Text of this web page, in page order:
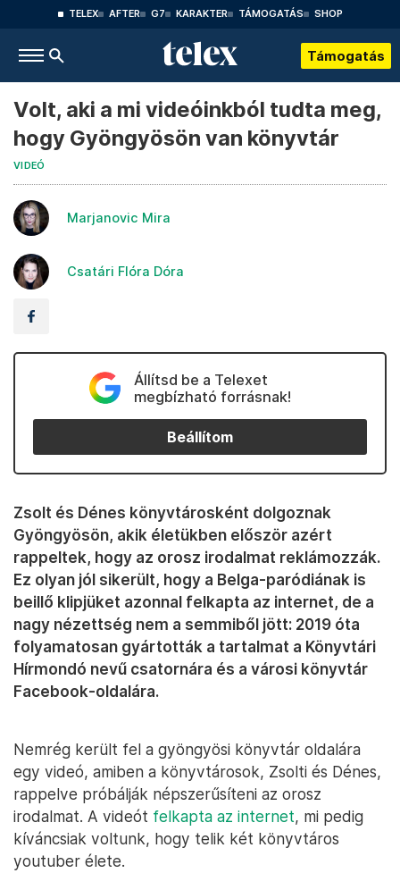
TELEX AFTER G7 KARAKTER TÁMOGATÁS SHOP
Támogatás
Volt, aki a mi videóinkból tudta meg,
hogy Gyöngyösön van könyvtár
VIDEÓ
Marjanovic Mira
Csatári Flóra Dóra
Állítsd be a Telexet
megbízható forrásnak!
Beállítom
Zsolt és Dénes könyvtárosként dolgoznak
Gyöngyösön, akik életükben először azért
rappeltek, hogy az orosz irodalmat reklámozzák.
Ez olyan jól sikerült, hogy a Belga-paródiának is
beillő klipjüket azonnal felkapta az internet, de a
nagy nézettség nem a semmiből jött: 2019 óta
folyamatosan gyártották a tartalmat a Könyvtári
Hírmondó nevű csatornára és a városi könyvtár
Facebook-oldalára.
Nemrég került fel a gyöngyösi könyvtár oldalára
egy videó, amiben a könyvtárosok, Zsolti és Dénes,
rappelve próbálják népszerűsíteni az orosz
irodalmat. A videót felkapta az internet, mi pedig
kíváncsiak voltunk, hogy telik két könyvtáros
youtuber élete.